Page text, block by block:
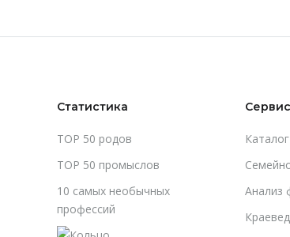
Статистика
TOP 50 родов
TOP 50 промыслов
10 самых необычных
профессий
Анализ